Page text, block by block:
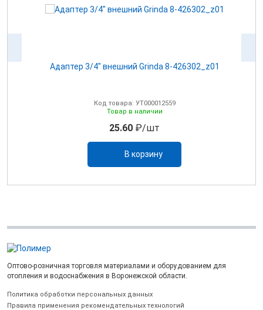
Адаптер 3/4" внешний Grinda 8-426302_z01
Код товара: УТ000012559
Товар в наличии
25.60 ₽/шт
В корзину
Оптово-розничная торговля материалами и оборудованием для
отопления и водоснабжения в Воронежской области.
Политика обработки персональных данных
Правила применения рекомендательных технологий